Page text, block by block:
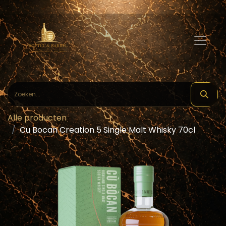
Alle producten
Cu Bocan Creation 5 Single Malt Whisky 70cl